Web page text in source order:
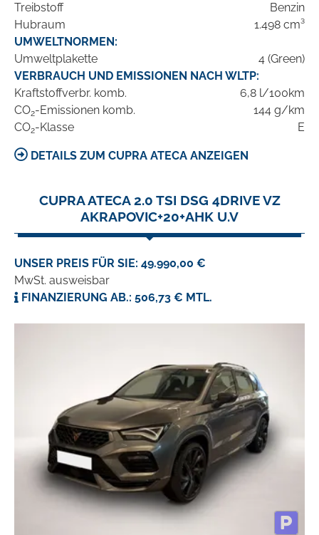
Treibstoff
Benzin
Hubraum
1.498 cm³
UMWELTNORMEN:
Umweltplakette
4 (Green)
VERBRAUCH UND EMISSIONEN NACH WLTP:
Kraftstoffverbr. komb.
6,8 l/100km
CO2-Emissionen komb.
144 g/km
CO2-Klasse E
DETAILS ZUM CUPRA ATECA ANZEIGEN
CUPRA ATECA 2.0 TSI DSG 4DRIVE VZ
AKRAPOVIC+20+AHK U.V
UNSER PREIS FÜR SIE: 49.990,00 €
MwSt. ausweisbar
FINANZIERUNG AB.: 506,73 € MTL.